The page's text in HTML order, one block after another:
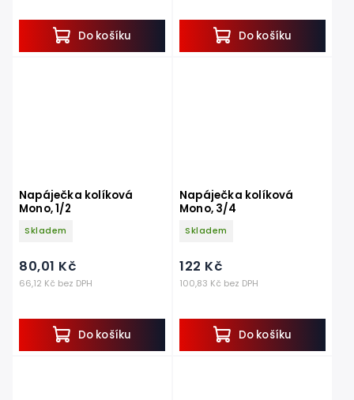
Do košíku Do košíku
Napáječka kolíková
Mono, 1/2
Skladem
66,12 Kč bez DPH
80,01 Kč
Do košíku
Napáječka kolíková
Mono, 3/4
Skladem
100,83 Kč bez DPH
122 Kč
Do košíku